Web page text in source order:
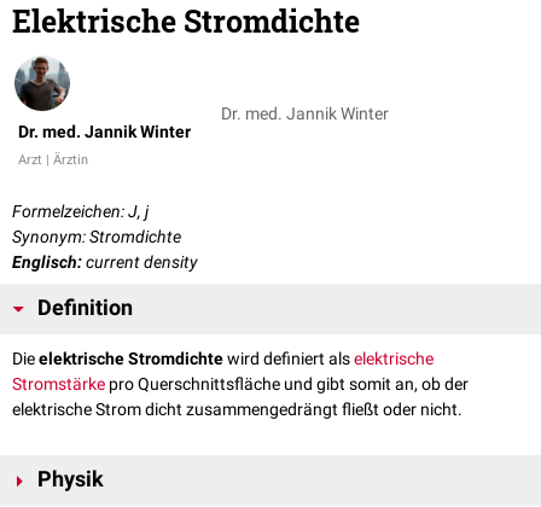
Elektrische Stromdichte
Dr. med. Jannik Winter
Arzt | Ärztin
Dr. med. Jannik Winter
Formelzeichen: J, j
Synonym: Stromdichte
Englisch:current density
Definition
Dieelektrische Stromdichtewird definiert alselektrische
Stromstärke pro Querschnittsfläche und gibt somit an, ob der
elektrische Strom dicht zusammengedrängt fließt oder nicht.
Physik